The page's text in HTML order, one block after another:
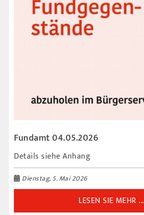
Fundamt 04.05.2026
Details siehe Anhang
Dienstag, 5. Mai 2026
LESEN SIE MEHR ...